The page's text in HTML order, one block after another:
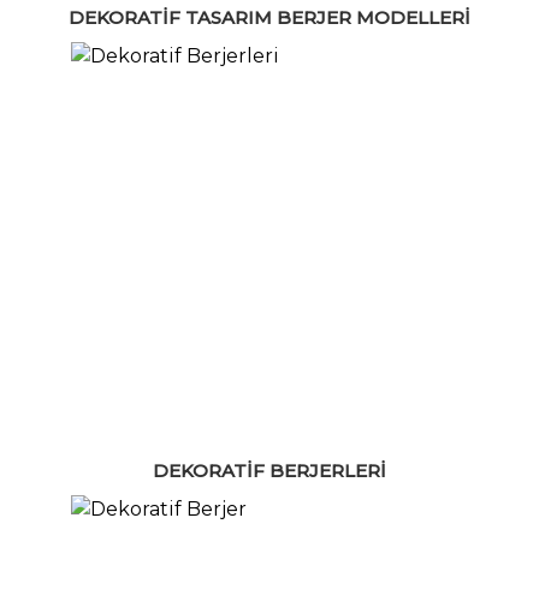
DEKORATIF TASARIM BERJER MODELLERI
DEKORATIF BERJERLERI